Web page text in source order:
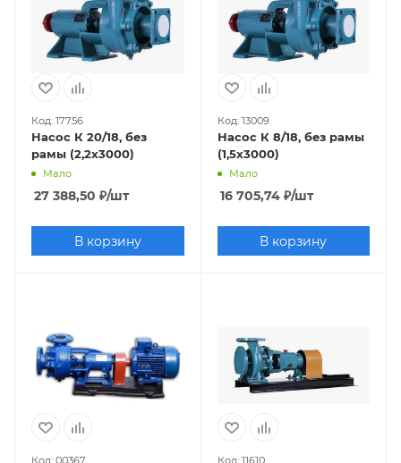
Код: 17756
Насос К 20/18, без
рамы (2,2х3000)
Мало
27 388,50 ₽/шт
В корзину
Код: 13009
Насос К 8/18, без рамы
(1,5х3000)
Мало
16 705,74₽/шт
В корзину